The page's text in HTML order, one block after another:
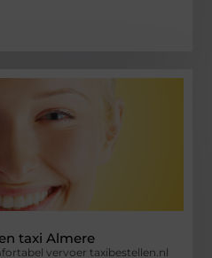
taxi Almere
vervoer taxibestellen.nl